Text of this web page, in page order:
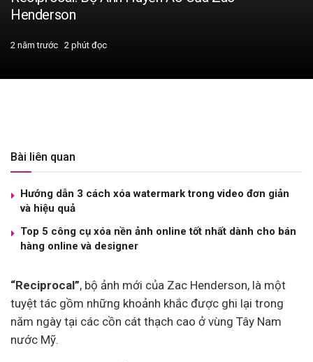
Henderson
2 năm trước 2 phút đọc
Bài liên quan
Hướng dẫn 3 cách xóa watermark trong video đơn giản
và hiệu quả
Top 5 công cụ xóa nền ảnh online tốt nhất dành cho bán
hàng online và designer
“Reciprocal”, bộ ảnh mới của Zac Henderson, là một
tuyệt tác gồm những khoảnh khắc được ghi lại trong
năm ngày tại các cồn cát thạch cao ở vùng Tây Nam
nước Mỹ.